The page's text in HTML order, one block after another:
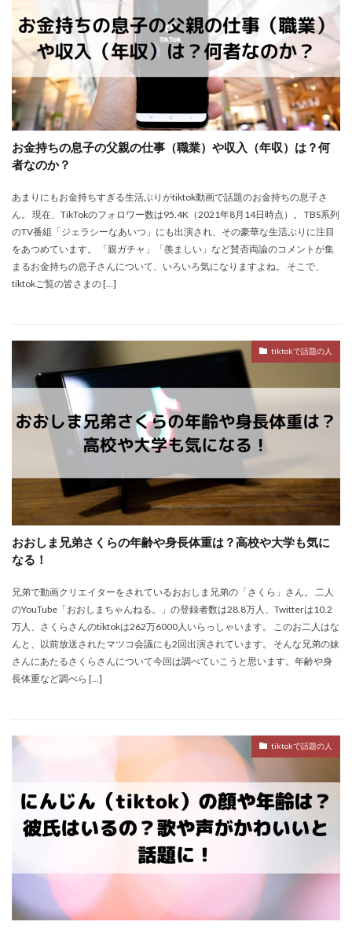
お金持ちの息子の父親の仕事（職業）や収入（年収）は？何
者なのか？
あまりにもお金持ちすぎる生活ぶりがtiktok動画で話題のお金持ちの息子さ
ん。 現在、TikTokのフォロワー数は95.4K（2021年8月14日時点）。 TBS系列
のTV番組「ジェラシーなあいつ」にも出演され、その豪華な生活ぶりに注目
をあつめています。 「親ガチャ」「羨ましい」など賛否両論のコメントが集
まるお金持ちの息子さんについて、いろいろ気になりますよね。 そこで、
tiktokご覧の皆さまの […]
tiktokで話題の人
おおしま兄弟さくらの年齢や身長体重は？高校や大学も気に
なる！
兄弟で動画クリエイターをされているおおしま兄弟の「さくら」さん。 二人
のYouTube「おおしまちゃんねる。」の登録者数は28.8万人、Twitterは10.2
万人、さくらさんのtiktokは262万6000人いらっしゃいます。 このお二人はな
んと、以前放送されたマツコ会議にも2回出演されています。 そんな兄弟の妹
さんにあたるさくらさんについて今回は調べていこうと思います。年齢や身
長体重など調べら […]
tiktokで話題の人